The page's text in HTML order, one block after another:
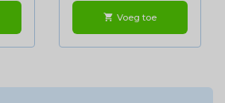
shopping_cart Voeg toe